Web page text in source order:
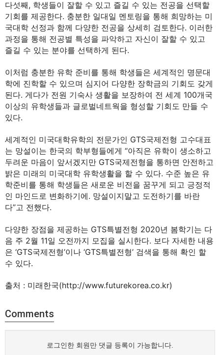
다섯째, 학생들이 잘할 수 있고 즐길 수 있는 전공을 선택할
기회를 제공한다. 충분한 일대일 멘토링을 통해 희망하는 미
국대학 선정과 함께 다양한 전공을 상세히 검토한다. 이러한
과정을 통해 전공별 특성을 파악하고 자신이 잘할 수 있고
즐길 수 있는 분야를 선택하게 된다.
이처럼 충분한 유학 준비를 통해 학생들은 세계적인 명문대
학에 진학할 수 있으며 심지어 다양한 장학금의 기회도 갖게
된다. 게다가 전원 기숙사 생활을 보장하여 전 세계 100개국
이상의 유학생들과 글로벌네트웍을 형성할 기회도 만들 수
있다.
세계적인 미국대학유학의 전문가인 GTS국제전형 고수대표
는 망설이는 한국의 학부형들에게 “아직은 유학이 생소하고
두려운 마음이 앞서겠지만 GTS국제전형을 통하면 안전하고
밝은 미래의 미국대학 유학생활을 할 수 있다. 수준 높은 유
학준비를 통해 학생들은 새로운 비전을 꿈꾸게 되고 긍정적
인 마인드로 변화하기에. 망설이지말고 도전하기를 바란
다”고 전했다.
다양한 장점을 제공하는 GTS특별전형 2020년 봄학기는 다
음 주 2월 11일 오전까지 모집을 실시한다. 보다 자세한 내용
은 ‘GTS국제전형’이나 ‘GTS특별전형’ 검색을 통해 확인 할
수 있다.
출처 : 미래한국(http://www.futurekorea.co.kr)
Comments
로그인한 회원만 댓글 등록이 가능합니다.